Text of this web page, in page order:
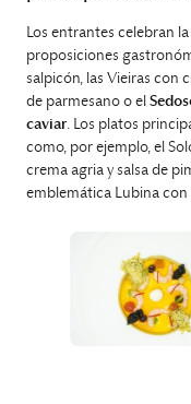
Los entrantes celebran
proposiciones
salpicón, las Vieiras con
de parmesano o el
caviar. Los platos
como, por ejemplo, el
crema agria y salsa de
emblemática Lubina con